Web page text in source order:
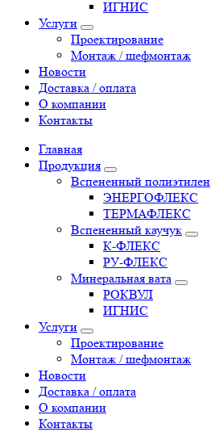
ИГНИС
Услуги
Проектирование
Монтаж / шефмонтаж
Новости
Доставка / оплата
О компании
Контакты
Главная
Продукция
Вспененный полиэтилен
ЭНЕРГОФЛЕКС
ТЕРМАФЛЕКС
Вспененный каучук
К-ФЛЕКС
РУ-ФЛЕКС
Минеральная вата
РОКВУЛ
ИГНИС
Услуги
Проектирование
Монтаж / шефмонтаж
Новости
Доставка / оплата
О компании
Контакты